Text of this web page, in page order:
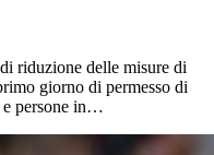
riduzione delle misure di
giorno di permesso di
e persone in…